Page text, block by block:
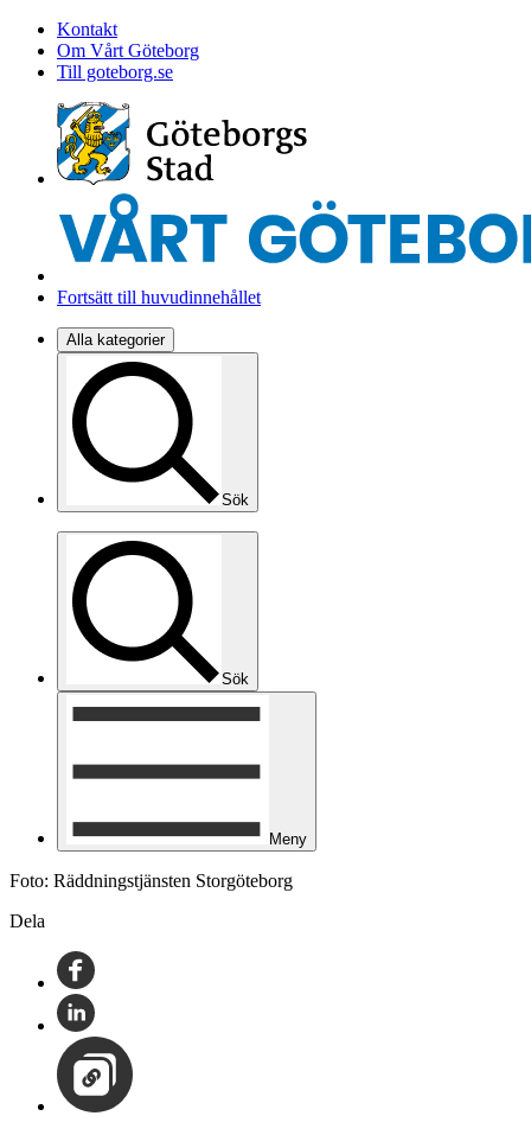
Kontakt
Om Vårt Göteborg
Till goteborg.se
Fortsätt till huvudinnehållet
Alla kategorier
Sök
Sök
Meny
Foto: Räddningstjänsten Storgöteborg
Dela